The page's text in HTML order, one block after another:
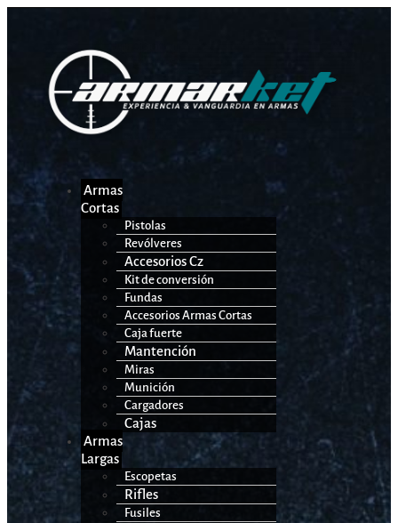
Armas
Cortas
Pistolas
Revólveres
Accesorios Cz
Kit de conversión
Fundas
Accesorios Armas Cortas
Caja fuerte
Mantención
Miras
Munición
Cargadores
Cajas
Armas
Largas
Escopetas
Rifles
Fusiles